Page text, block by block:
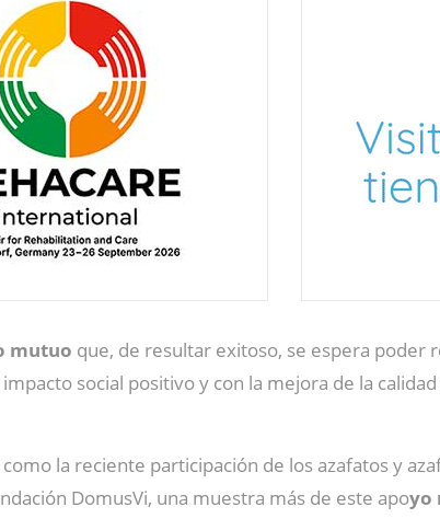
mutuo que, de resultar exitoso, se espera poder
social positivo y con la mejora de la
la reciente participación de los azafatos y
DomusVi, una muestra más de este apoyo